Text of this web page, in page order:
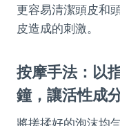
更容易清潔頭皮和
皮造成的刺激。
按摩手法：以
鐘，讓活性成